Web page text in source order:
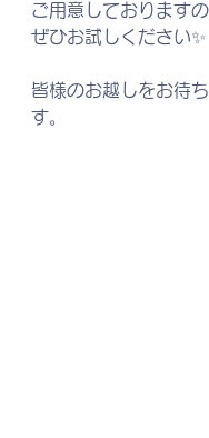
ご用意しております
ぜひお試しください✨
皆様のお越しをお待
す。